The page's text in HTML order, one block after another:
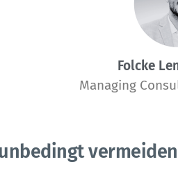
Folcke
Managing
vermeiden